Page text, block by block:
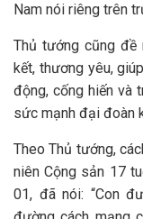
Nam nói riêng trên
Thủ tướng cũng đề
kết, thương yêu,
động, cống hiến và
sức mạnh đại đoàn
Theo Thủ tướng,
niên Cộng sản 17
01, đã nói: “Con